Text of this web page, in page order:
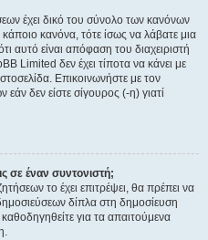
έχει δικό του σύνολο των κανόνων
κανόνα, τότε ίσως να λάβατε μια
αυτό είναι απόφαση του διαχειριστή
Limited δεν έχει τίποτα να κάνει με
Επικοινωνήστε με τον
δεν είστε σίγουρος (-η) γιατί
σε έναν συντονιστή;
το έχει επιτρέψει, θα πρέπει να
δίπλα στη δημοσίευση
για τα απαιτούμενα